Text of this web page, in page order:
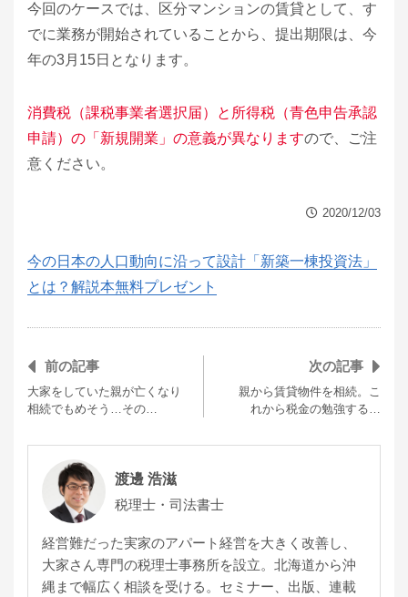
今回のケースでは、区分マンションの賃貸として、す
でに業務が開始されていることから、提出期限は、今
年の3月15日となります。
消費税（課税事業者選択届）と所得税（青色申告承認
申請）の「新規開業」の意義が異なりますので、ご注
意ください。
2020/12/03
今の日本の人口動向に沿って設計「新築一棟投資法」
とは？解説本無料プレゼント
前の記事
大家をしていた親が亡くなり
相続でもめそう…その…
次の記事
親から賃貸物件を相続。こ
れから税金の勉強する…
渡邊 浩滋
税理士・司法書士
経営難だった実家のアパート経営を大きく改善し、
大家さん専門の税理士事務所を設立。北海道から沖
縄まで幅広く相談を受ける。セミナー、出版、連載